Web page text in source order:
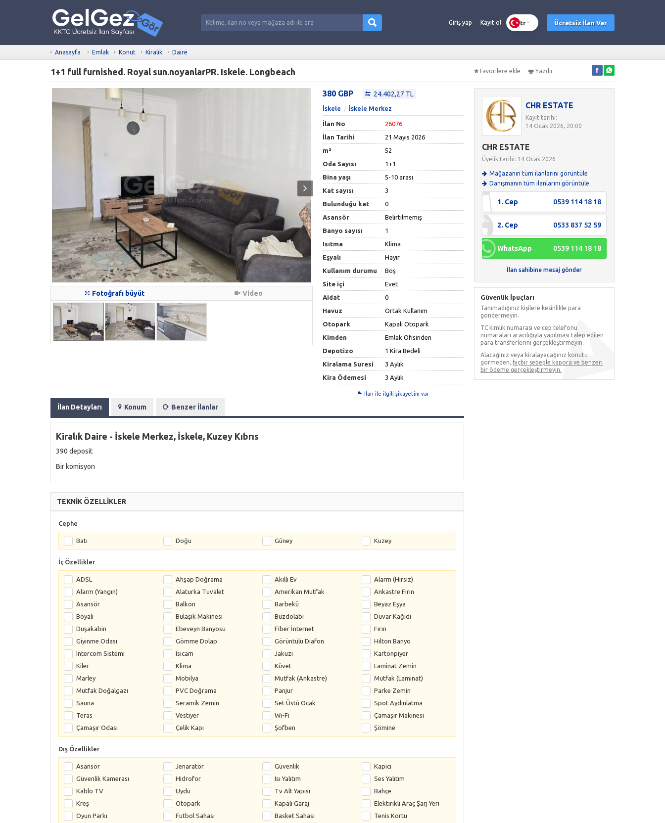
Giriş yap Kayıt ol tr Ücretsiz İlan Ver
Anasayfa Emlak Konut Kiralık Daire
1+1 full furnished. Royal sun.noyanlarPR. Iskele. Longbeach Favorilere ekle Yazdır
Fotoğrafı büyüt Video
380 GBP 24.402,27 TL
İskele İskele Merkez
İlan No
26076
İlan Tarihi
21 Mayıs 2026
m²
52
Oda Sayısı
1+1
Bina yaşı
5-10 arası
Kat sayısı
3
Bulunduğu kat
0
Asansör
Belirtilmemiş
Banyo sayısı
1
Isıtma
Klima
Eşyalı
Hayır
Kullanım durumu
Boş
Site içi
Evet
Aidat
0
Havuz
Ortak Kullanım
Otopark
Kapalı Otopark
Kimden
Emlak Ofisinden
Depotizo
1 Kira Bedeli
Kiralama Suresi
3 Aylık
Kira Ödemesi
3 Aylık
İlan ile ilgili şikayetim var
İlan Detayları Konum Benzer İlanlar
Kiralık Daire - İskele Merkez, İskele, Kuzey Kıbrıs
390 deposit
Bir komisyon
TEKNİK ÖZELLİKLER
Cephe
Batı Doğu Güney Kuzey
İç Özellikler
ADSL Ahşap Doğrama Akıllı Ev
Alarm (Hırsız)
Alarm (Yangın)
Alaturka Tuvalet Amerikan Mutfak
Ankastre Fırın
Asansör
Balkon Barbekü
Beyaz Eşya
Boyalı
Bulaşık Makinesi Buzdolabı
Duvar Kağıdı
Duşakabin
Ebeveyn Banyosu Fiber İnternet
Fırın
Giyinme Odası
Gömme Dolap Görüntülü Diafon
Hilton Banyo
Intercom Sistemi
Isıcam Jakuzi
Kartonpiyer
Kiler
Klima Küvet
Laminat Zemin
Marley
Mobilya Mutfak (Ankastre)
Mutfak (Laminat)
Mutfak Doğalgazı
PVC Doğrama Panjur
Parke Zemin
Sauna
Seramik Zemin Set Üstü Ocak
Spot Aydınlatma
Teras
Vestiyer Wi-Fi
Çamaşır Makinesi
Çamaşır Odası
Çelik Kapı Şofben Şömine
Dış Özellikler
Asansör Jenaratör Güvenlik
Kapıcı
Güvenlik Kamerası
Hidrofor Isı Yalıtım
Ses Yalıtım
Kablo TV
Uydu Tv Alt Yapısı
Bahçe
Kreş
Otopark Kapalı Garaj
Elektirikli Araç Şarj Yeri
Oyun Parkı
Futbol Sahası Basket Sahası
Tenis Kortu
CHR ESTATE
Kayıt tarihi:
14 Ocak 2026, 20:00
CHR ESTATE
Üyelik tarihi: 14 Ocak 2026
Mağazanın tüm ilanlarını görüntüle
Danışmanın tüm ilanlarını görüntüle
1. Cep 0539 114 18 18
2. Cep 0533 837 52 59
WhatsApp 0539 114 18 18
İlan sahibine mesaj gönder
Güvenlik İpuçları
Tanımadığınız kişilere kesinlikle para
göndermeyin.
TC kimlik numarası ve cep telefonu
numaraları aracılığıyla yapılması talep edilen
para transferlerini gerçekleştirmeyin.
Alacağınız veya kiralayacağınız konutu
görmeden, hiçbir sebeple kapora ve benzeri
bir ödeme gerçekleştirmeyin.